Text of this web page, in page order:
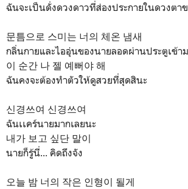
ฉันจะเป็นดั่งดวงดาวที่ส่องประกายในดวงตา
문틈으로 스미는 너의 체온 냄새
กลิ่นกายและไออุ่นของนายลอดผ่านประตูเข้า
이 순간 나 젤 예뻐야 해
ฉันคงจะต้องทำตัวให้ดูสวยที่สุดสินะ
신경쓰여 신경쓰여
ฉันเเคร์นายมากเลยนะ
내가 보고 싶단 말이
นายก็รู้นี่... คิดถึงจัง
오늘 밤 너의 작은 인형이 될게